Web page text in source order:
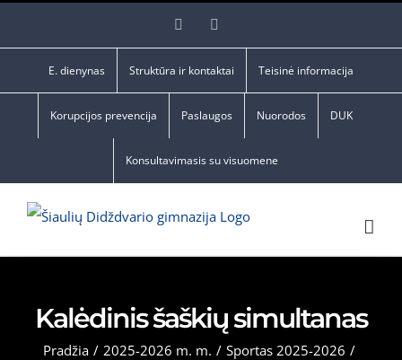
Facebook
E. dienynas Struktūra ir kontaktai Teisinė informacija
Korupcijos prevencija Paslaugos Nuorodos DUK
Konsultavimasis su visuomene
Kalėdinis šaškių simultanas
Pradžia / 2025-2026 m. m. / Sportas 2025-2026 /